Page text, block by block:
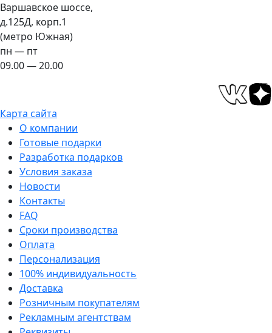
Варшавское шоссе,
д.125Д, корп.1
(метро Южная)
пн — пт
09.00 — 20.00
Карта сайта
О компании
Готовые подарки
Разработка подарков
Условия заказа
Новости
Контакты
FAQ
Сроки производства
Оплата
Персонализация
100% индивидуальность
Доставка
Розничным покупателям
Рекламным агентствам